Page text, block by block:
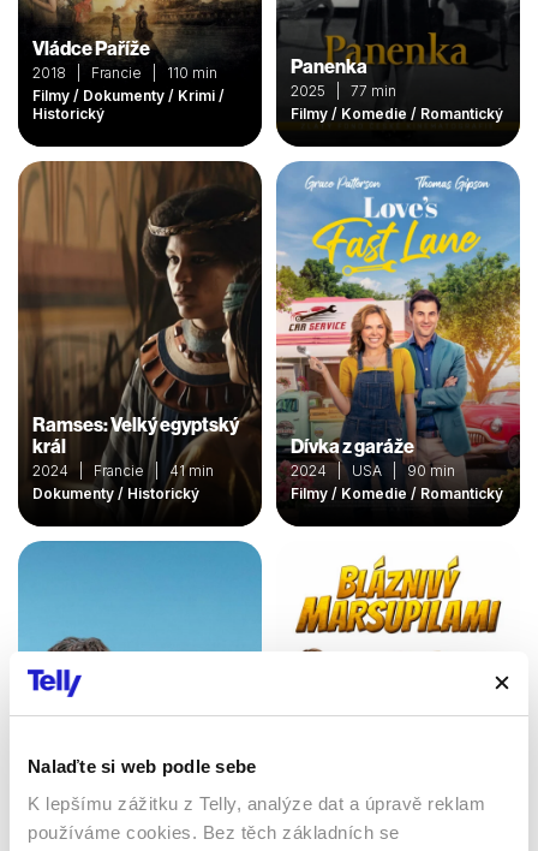
Nalaďte si web podle sebe
K lepšímu zážitku z Telly, analýze dat a úpravě reklam
používáme cookies. Bez těch základních se
Vládce Paříže
2018 | Francie | 110 min
Filmy / Dokumenty / Krimi /
Historický
Panenka
2025 | 77 min
Filmy / Komedie / Romantický
Ramses: Velký egyptský
král
2024 | Francie | 41 min
Dokumenty / Historický
Dívka z garáže
2024 | USA | 90 min
Filmy / Komedie / Romantický
Moje ségra má prima
bráchu
Bláznivý Marsupilami
2025 | 10 min